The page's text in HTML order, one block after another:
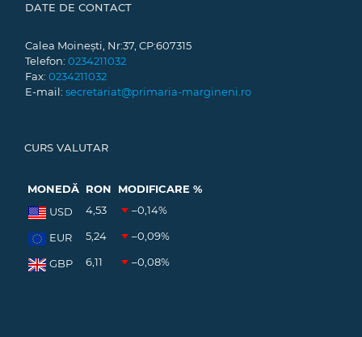
DATE DE CONTACT
Calea Moinești, Nr:37, CP:607315
Telefon: 0234211032
Fax: 0234211032
E-mail: secretariat@primaria-margineni.ro
CURS VALUTAR
MONEDĂ RON
MODIFICARE %
USD
4,53 –0,14%
EUR 5,24 –0,09%
GBP 6,11 –0,08%